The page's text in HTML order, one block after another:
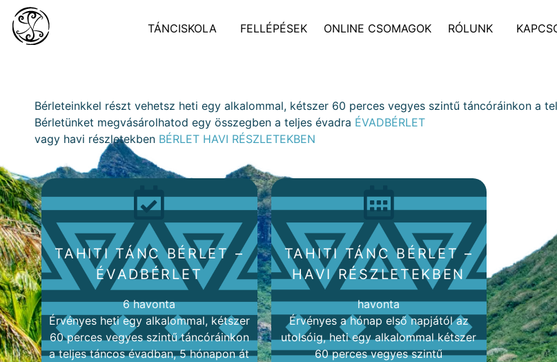
TÁNCISKOLA FELLÉPÉSEK ONLINE CSOMAGOK RÓLUNK
Bérleteinkkel részt vehetsz heti egy alkalommal, kétszer 60 perces vegyes szintű táncóráinkon a
Bérletünket megvásárolhatod egy összegben a teljes évadra ÉVADBÉRLET
vagy havi részletekben BÉRLET HAVI RÉSZLETEKBEN
TAHITI TÁNC BÉRLET –
ÉVADBÉRLET
6 havonta
Érvényes heti egy alkalommal, kétszer
60 perces vegyes szintű táncóráinkon
a teljes táncos évadban, 5 hónapon át
TAHITI TÁNC BÉRLET –
HAVI RÉSZLETEKBEN
havonta
Érvényes a hónap első napjától az
utolsóig, heti egy alkalommal kétszer
60 perces vegyes szintű